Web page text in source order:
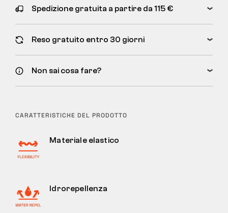
Spedizione gratuita a partire da 115 €
Reso gratuito entro 30 giorni
Non sai cosa fare?
CARATTERISTICHE DEL PRODOTTO
Materiale elastico
Idrorepellenza